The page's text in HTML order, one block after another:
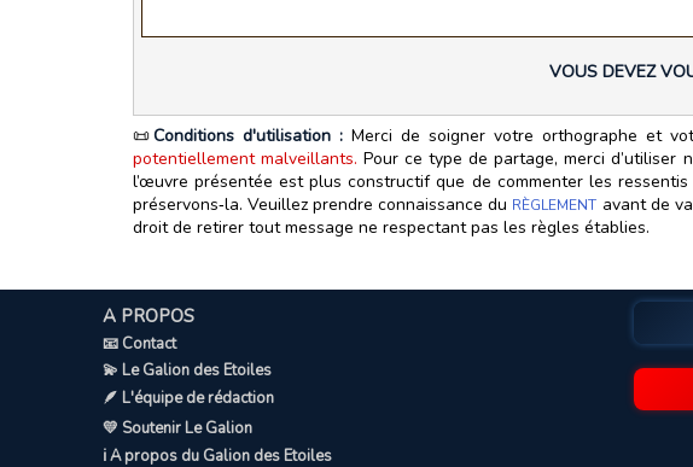
VOUS DEVEZ
📜Conditions d'utilisation :Merci de soigner votre orthographe et
potentiellement malveillants. Pour ce type de partage, merci
l’œuvre présentée est plus constructif que de commenter les
préservons‑la. Veuillez prendre connaissance du RÈGLEMENT avant de
droit de retirer tout message ne respectant pas les règles établies.
A PROPOS
📧 Contact
💫 Le Galion des Etoiles
🪶 L'équipe de rédaction
💛 Soutenir Le Galion
ℹ️ A propos du Galion des Etoiles